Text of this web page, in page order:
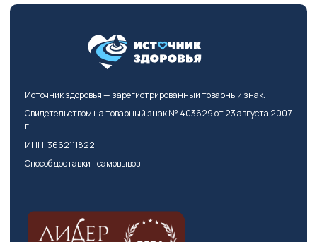
Источник здоровья — зарегистрированный товарный знак.
Свидетельством на товарный знак № 403629 от 23 августа 2007
г.
ИНН: 3662111822
Способ доставки - самовывоз